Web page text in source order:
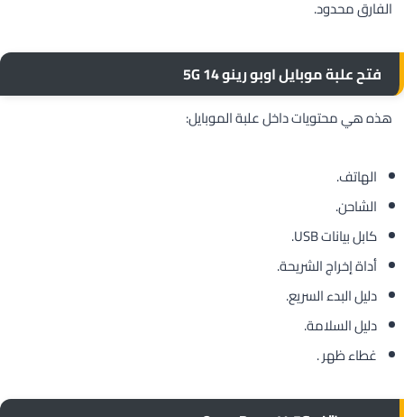
الفارق محدود.
فتح علبة موبايل اوبو رينو 14 5G
هذه هي محتويات داخل علبة الموبايل:
الهاتف.
الشاحن.
كابل بيانات USB.
أداة إخراج الشريحة.
دليل البدء السريع.
دليل السلامة.
غطاء ظهر .